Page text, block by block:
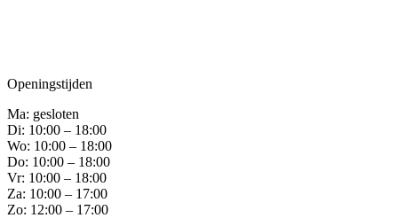
Openingstijden
Ma: gesloten
Di: 10:00 – 18:00
Wo: 10:00 – 18:00
Do: 10:00 – 18:00
Vr: 10:00 – 18:00
Za: 10:00 – 17:00
Zo: 12:00 – 17:00